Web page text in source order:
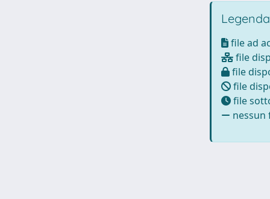
file ad
file
file
file
file
nessun